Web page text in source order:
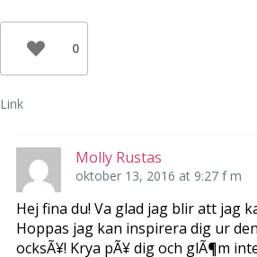
0
Link
Molly Rustas
oktober 13, 2016 at 9:27 f m
Hej fina du! Va glad jag blir att jag
Hoppas jag kan inspirera dig ur
ocksÃ¥! Krya pÃ¥ dig och glÃ¶m